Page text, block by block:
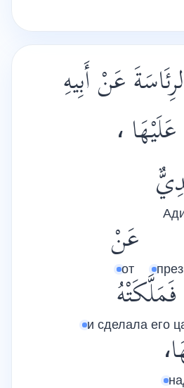
عَنْ أَبِيهِ
،
عَنْ
от
فَمَلَّكَتْهُ
и сделала его